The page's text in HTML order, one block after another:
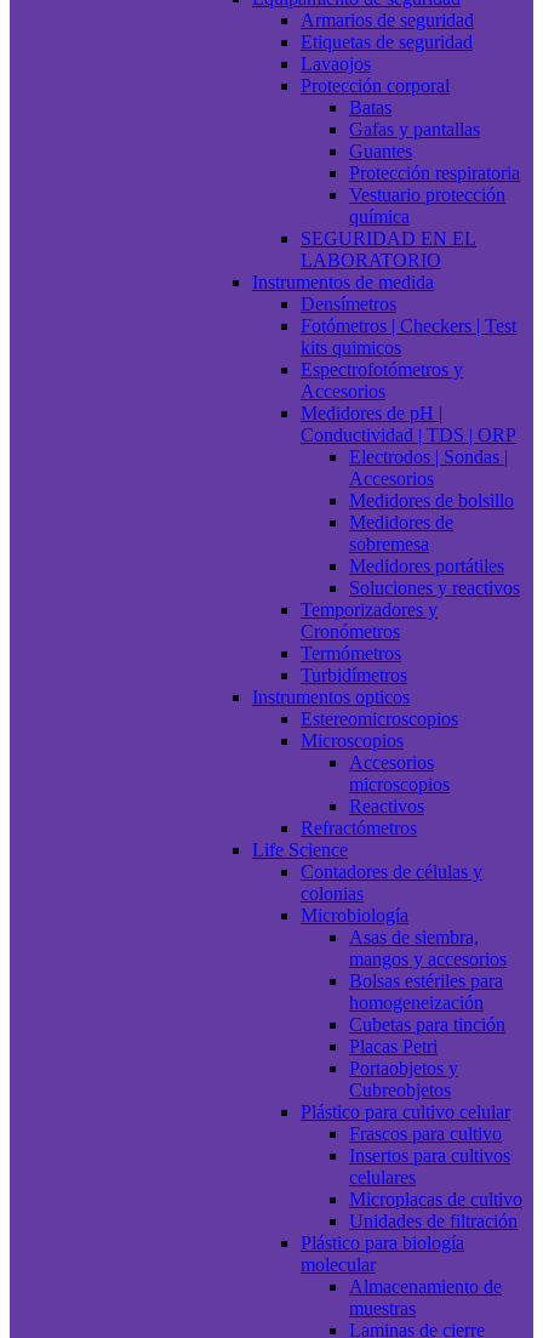
Armarios de seguridad
Etiquetas de seguridad
Lavaojos
Protección corporal
Batas
Gafas y pantallas
Guantes
Protección respiratoria
Vestuario protección
química
SEGURIDAD EN EL
LABORATORIO
Instrumentos de medida
Densímetros
Fotómetros | Checkers | Test
kits quimicos
Espectrofotómetros y
Accesorios
Medidores de pH |
Conductividad | TDS | ORP
Electrodos | Sondas |
Accesorios
Medidores de bolsillo
Medidores de
sobremesa
Medidores portátiles
Soluciones y reactivos
Temporizadores y
Cronómetros
Termómetros
Turbidímetros
Instrumentos opticos
Estereomicroscopios
Microscopios
Accesorios
microscopios
Reactivos
Refractómetros
Life Science
Contadores de células y
colonias
Microbiología
Asas de siembra,
mangos y accesorios
Bolsas estériles para
homogeneización
Cubetas para tinción
Placas Petri
Portaobjetos y
Cubreobjetos
Plástico para cultivo celular
Frascos para cultivo
Insertos para cultivos
celulares
Microplacas de cultivo
Unidades de filtración
Plástico para biología
molecular
Almacenamiento de
muestras
Laminas de cierre